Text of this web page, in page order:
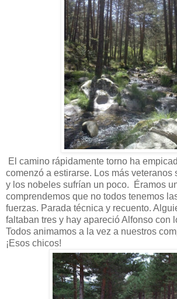
El camino rápidamente torno ha
comenzó a estirarse. Los más veteranos
y los nobeles sufrían un poco. Éramos
comprendemos que no todos tenemos
fuerzas. Parada técnica y recuento.
faltaban tres y hay apareció Alfonso con
Todos animamos a la vez a nuestros
¡Esos chicos!